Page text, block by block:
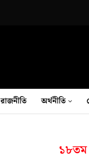
রাজনীতি অর্থনীতি
১৮তম